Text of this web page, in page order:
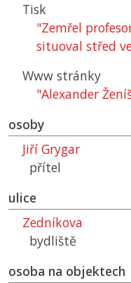
Tisk
"Zemřel
situoval střed
Www stránky
"Alexander
osoby
Jiří Grygar
přítel
ulice
Zedníkova
bydliště
osoba na objektech